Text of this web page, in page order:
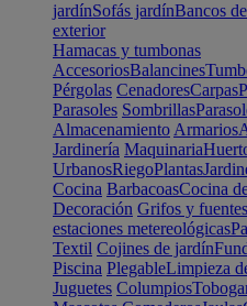
jardínSofás jardínBancos
exterior
Hamacas y tumbonas
AccesoriosBalancines
Pérgolas CenadoresCarpas
Parasoles Sombrillas
Almacenamiento Armarios
Jardinería Maquinaria
UrbanosRiegoPlantas
Cocina BarbacoasCocina
Decoración Grifos y fuentes
estaciones metereológicas
Textil Cojines de jardín
Piscina PlegableLimpieza
Juguetes Columpios